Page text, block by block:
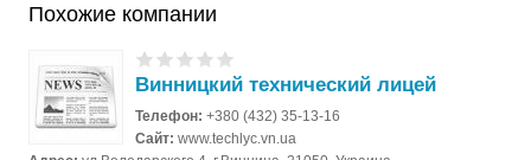
Похожие компании
Винницкий технический лицей
Телефон:+380 (432) 35-13-16
Сайт:www.techlyc.vn.ua